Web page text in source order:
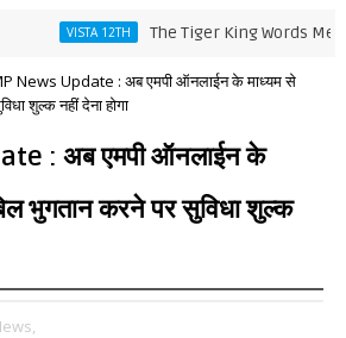
VISTA 12TH The Tiger King Words Meaning
News Update : अब एमपी ऑनलाईन के माध्यम से
शुल्क नहीं देना होगा
: अब एमपी ऑनलाईन के
भुगतान करने पर सुविधा शुल्क